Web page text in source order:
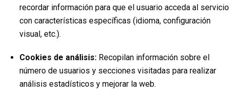
recordar información para que el usuario acceda al servicio
con características específicas (idioma, configuración
visual, etc.).
Cookies de análisis:Recopilan información sobre el
número de usuarios y secciones visitadas para realizar
análisis estadísticos y mejorar la web.